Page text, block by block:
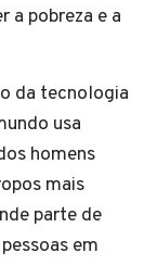
a pobreza e a
da tecnologia
usa
homens
mais
parte de
em